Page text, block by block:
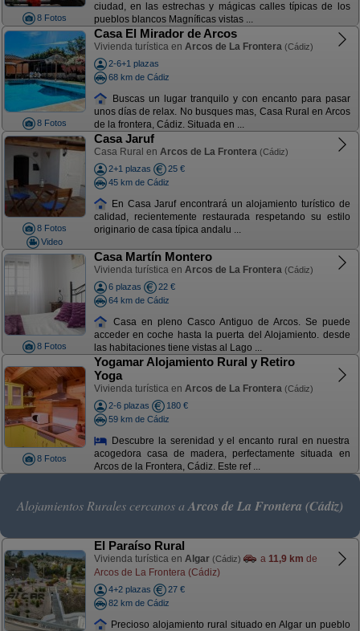
8 Fotos
ciudad, en las estrechas y mágicas calles típicas de los
pueblos blancos Magníficas vistas ...
8 Fotos
Casa El Mirador de Arcos
Vivienda turística en Arcos de La Frontera (Cádiz)
2-6+1 plazas
68 km de Cádiz
Buscas un lugar tranquilo y con encanto para pasar
unos días de relax. No busques mas, Casa Rural en Arcos
de la frontera, Cádiz. Situada en ...
8 Fotos
Video
Casa Jaruf
Casa Rural en Arcos de La Frontera (Cádiz)
2+1 plazas
25 €
45 km de Cádiz
En Casa Jaruf encontrará un alojamiento turístico de
calidad, recientemente restaurada respetando su estilo
originario de casa típica andalu ...
8 Fotos
Casa Martín Montero
Vivienda turística en Arcos de La Frontera (Cádiz)
6 plazas
22 €
64 km de Cádiz
Casa en pleno Casco Antiguo de Arcos. Se puede
acceder en coche hasta la puerta del Alojamiento. desde
las habitaciones tiene vistas al Lago ...
8 Fotos
Yogamar Alojamiento Rural y Retiro
Yoga
Vivienda turística en Arcos de La Frontera (Cádiz)
2-6 plazas
180 €
59 km de Cádiz
Descubre la serenidad y el encanto rural en nuestra
acogedora casa de madera, perfectamente situada en
Arcos de la Frontera, Cádiz. Este ref ...
Alojamientos Rurales cercanos a Arcos de La Frontera (Cádiz)
El Paraíso Rural
Vivienda turística en Algar (Cádiz) a 11,9 km de
Arcos de La Frontera (Cádiz)
4+2 plazas
27 €
82 km de Cádiz
Precioso alojamiento rural situado en Algar un pueblo